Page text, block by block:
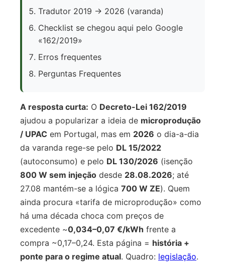
Tradutor 2019 → 2026 (varanda)
Checklist se chegou aqui pelo Google
«162/2019»
Erros frequentes
Perguntas Frequentes
A resposta curta: O Decreto-Lei 162/2019
ajudou a popularizar a ideia de microprodução
/ UPAC em Portugal, mas em 2026 o dia-a-dia
da varanda rege-se pelo DL 15/2022
(autoconsumo) e pelo DL 130/2026 (isenção
800 W sem injeção desde 28.08.2026; até
27.08 mantém-se a lógica 700 W ZE). Quem
ainda procura «tarifa de microprodução» como
há uma década choca com preços de
excedente ~0,034–0,07 €/kWh frente a
compra ~0,17–0,24. Esta página = história +
ponte para o regime atual. Quadro: legislação.